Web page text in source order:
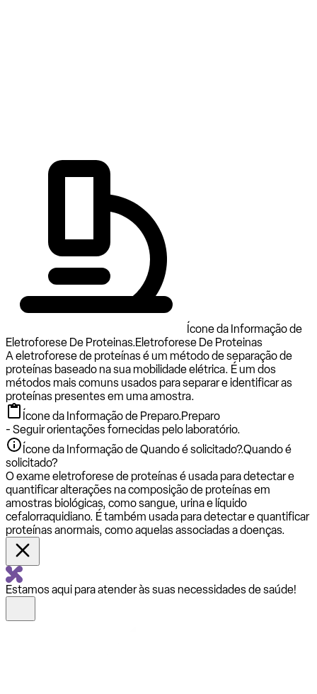
Ícone da Informação de
Eletroforese De Proteinas.Eletroforese De Proteinas
A eletroforese de proteínas é um método de separação de
proteínas baseado na sua mobilidade elétrica. É um dos
métodos mais comuns usados para separar e identificar as
proteínas presentes em uma amostra.
Ícone da Informação de Preparo.Preparo
- Seguir orientações fornecidas pelo laboratório.
Ícone da Informação de Quando é solicitado?.Quando é
solicitado?
O exame eletroforese de proteínas é usada para detectar e
quantificar alterações na composição de proteínas em
amostras biológicas, como sangue, urina e líquido
cefalorraquidiano. É também usada para detectar e quantificar
proteínas anormais, como aquelas associadas a doenças.
Estamos aqui para atender às suas necessidades de saúde!